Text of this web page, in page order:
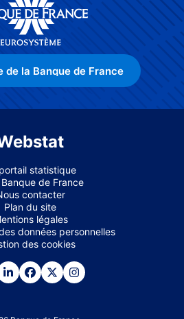
de la Banque de France
statistique
de France
contacter
Plan du site
légales
données personnelles
des cookies